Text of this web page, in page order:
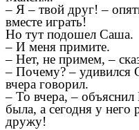
– Я – твой друг! –
вместе играть!
Но тут подошел Саша.
– И меня примите.
– Нет, не примем, –
– Почему? –
вчера говорил.
– То вчера, –
была, а сегодня у
дружу!